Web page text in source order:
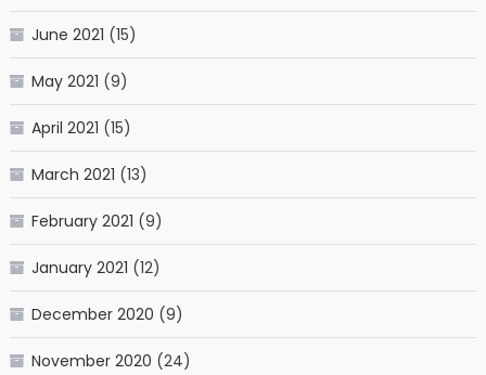
June 2021 (15)
May 2021 (9)
April 2021 (15)
March 2021 (13)
February 2021 (9)
January 2021 (12)
December 2020 (9)
November 2020 (24)